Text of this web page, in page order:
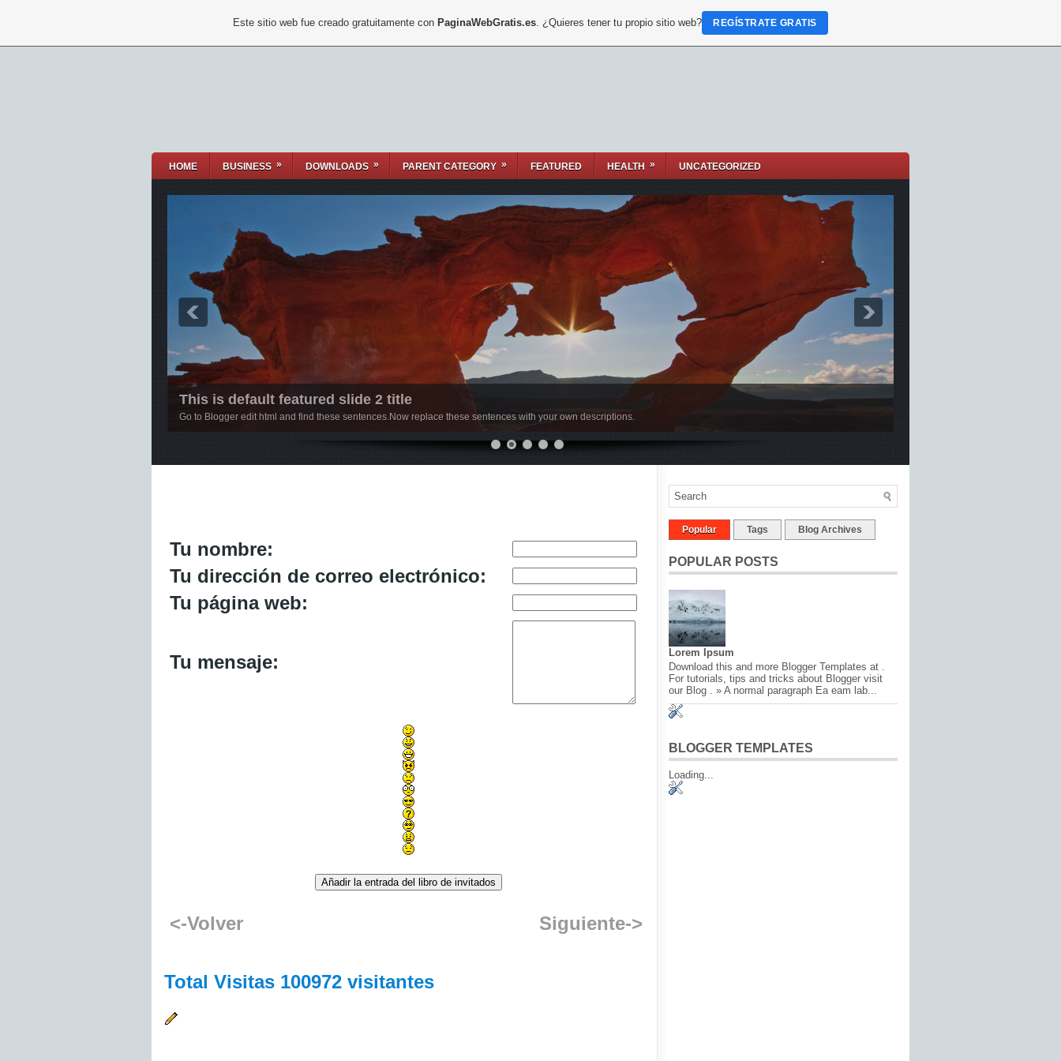
HOME BUSINESS » DOWNLOADS » PARENT CATEGORY » FEATURED HEALTH » UNCATEGORIZED
This is default featured slide 2 title
Go to Blogger edit html and find these sentences.Now replace these sentences with your own descriptions.
Tu nombre:
Tu dirección de correo electrónico:
Tu página web:
Tu mensaje:
<-Volver Siguiente->
Total Visitas 100972 visitantes
Popular Tags Blog Archives
POPULAR POSTS
Lorem Ipsum
Download this and more Blogger Templates at .
For tutorials, tips and tricks about Blogger visit
our Blog . » A normal paragraph Ea eam lab...
BLOGGER TEMPLATES
Loading...
Este sitio web fue creado gratuitamente con PaginaWebGratis.es. ¿Quieres tener tu propio sitio web? REGÍSTRATE GRATIS